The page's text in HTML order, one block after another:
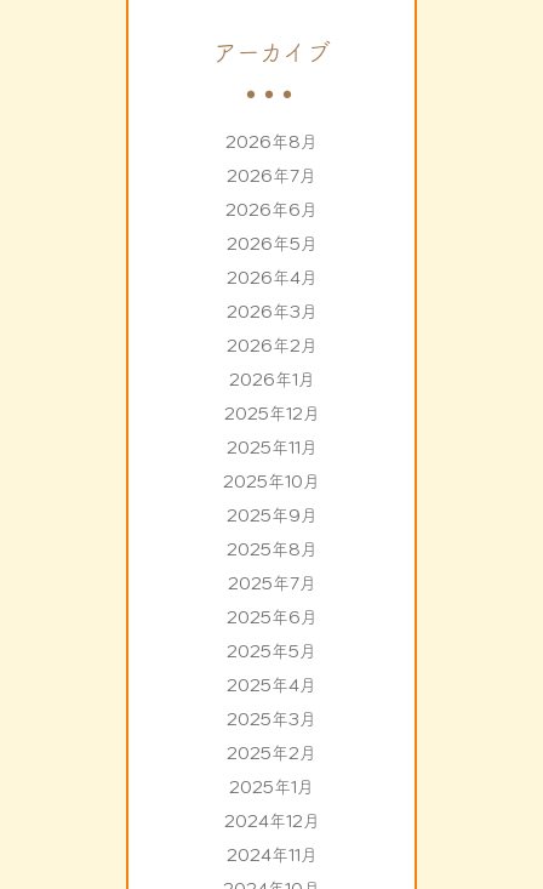
アーカイブ
2026年8月
2026年7月
2026年6月
2026年5月
2026年4月
2026年3月
2026年2月
2026年1月
2025年12月
2025年11月
2025年10月
2025年9月
2025年8月
2025年7月
2025年6月
2025年5月
2025年4月
2025年3月
2025年2月
2025年1月
2024年12月
2024年11月